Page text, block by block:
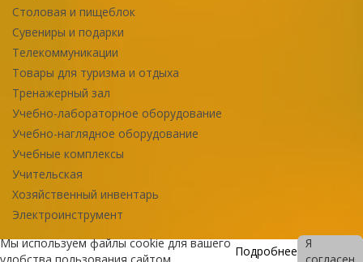
Столовая и пищеблок
Сувениры и подарки
Телекоммуникации
Товары для туризма и отдыха
Тренажерный зал
Учебно-лабораторное оборудование
Учебно-наглядное оборудование
Учебные комплексы
Учительская
Хозяйственный инвентарь
Электроинструмент
Мы используем файлы cookie для вашего
Подробнее
Я